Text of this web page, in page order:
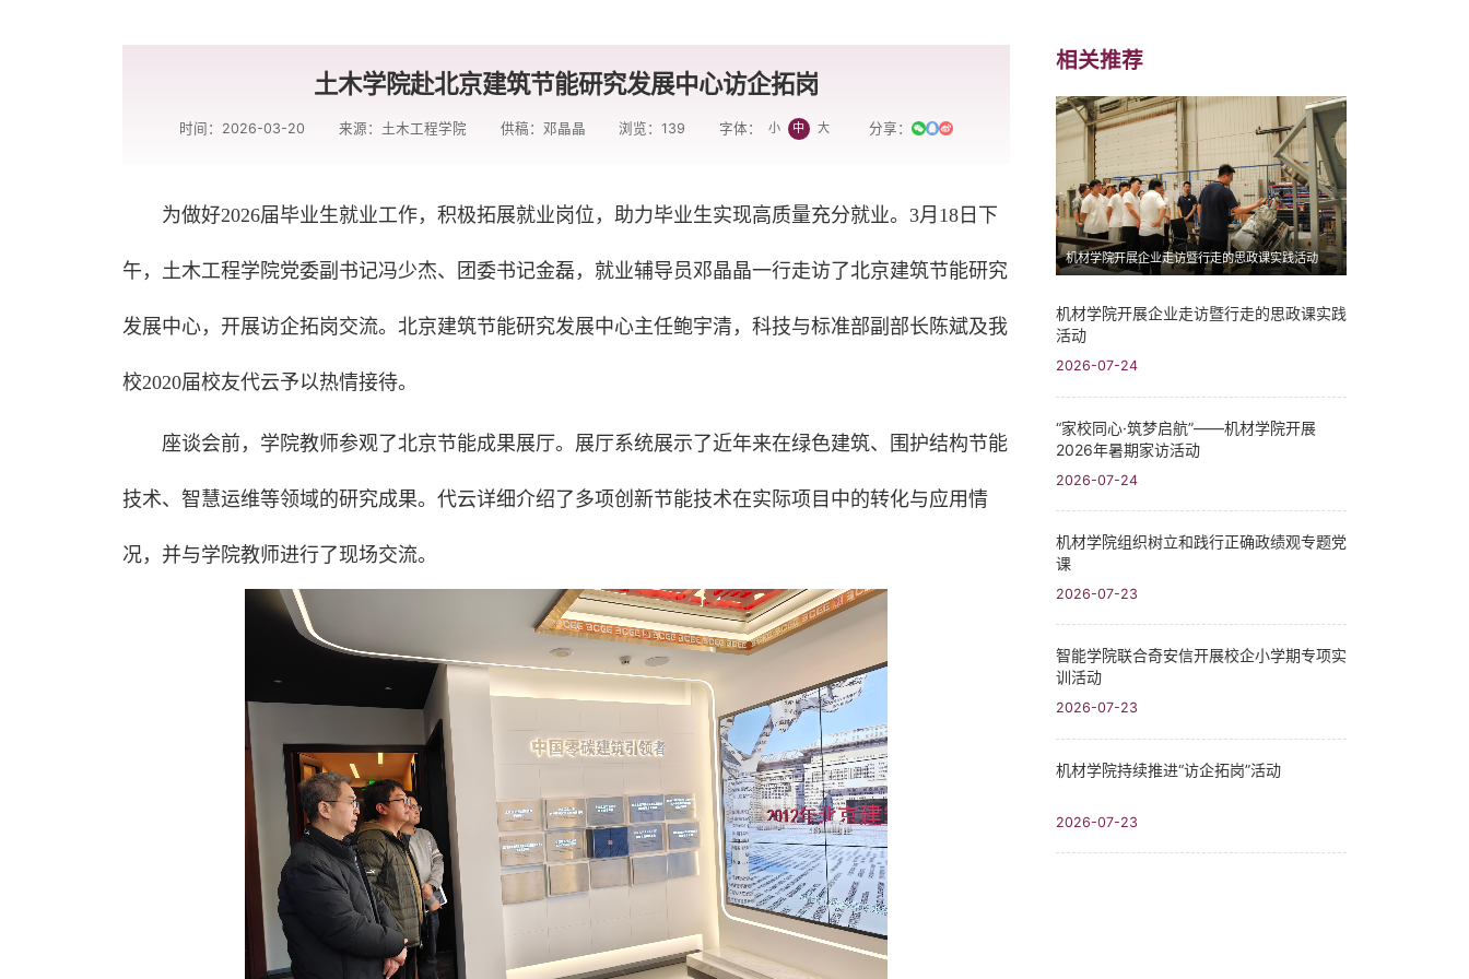
土木学院赴北京建筑节能研究发展中心访企拓岗
时间：2026-03-20 来源：土木工程学院 供稿：邓晶晶 浏览：139 字体： 小 中 大 分享：
为做好2026届毕业生就业工作，积极拓展就业岗位，助力毕业生实现高质量充分就业。3月18日下
午，土木工程学院党委副书记冯少杰、团委书记金磊，就业辅导员邓晶晶一行走访了北京建筑节能研究
发展中心，开展访企拓岗交流。北京建筑节能研究发展中心主任鲍宇清，科技与标准部副部长陈斌及我
校2020届校友代云予以热情接待。
座谈会前，学院教师参观了北京节能成果展厅。展厅系统展示了近年来在绿色建筑、围护结构节能
技术、智慧运维等领域的研究成果。代云详细介绍了多项创新节能技术在实际项目中的转化与应用情
况，并与学院教师进行了现场交流。
相关推荐
机材学院开展企业走访暨行走的思政课实践活动
机材学院开展企业走访暨行走的思政课实践
活动
2026-07-24
“家校同心·筑梦启航”——机材学院开展
2026年暑期家访活动
2026-07-24
机材学院组织树立和践行正确政绩观专题党
课
2026-07-23
智能学院联合奇安信开展校企小学期专项实
训活动
2026-07-23
机材学院持续推进“访企拓岗”活动
2026-07-23